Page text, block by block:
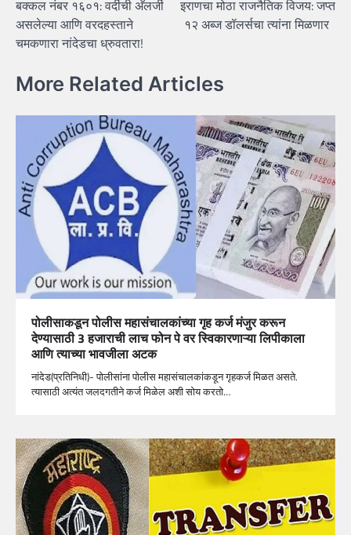
navigation
बक्कल नंबर १६०१: वर्दीची अ‍ॅलर्जी
असलेल्या आणि वरदहस्ताने
चमकणारा नांदेडचा ध्रुवतारा!
इराणचा मोठा राजनैतिक विजय: जप्त
१२ अब्ज डॉलर्सचा त्यांना मिळणार
More Related Articles
पोलीसाकडून पोलीस महासंचालकांच्या गृह कर्ज मंजुर करून
देण्यासाठी 3 हजाराची लाच फोन पे वर स्विकारणाऱ्या लिपीकाला
आणि त्याच्या भावजीला अटक
नांदेड(प्रतिनिधी)- पोलीसांना पोलीस महासंचालकांकडून गृहकर्ज मिळत असते.
त्यासाठी अत्यंत जलदगतीने कर्ज मिळेल अशी सोय करतो…